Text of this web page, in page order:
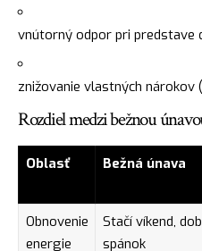
vnútorný odpor pri predstave
znižovanie vlastných nárokov
Rozdiel medzi bežnou
Oblasť Bežná únava
Obnovenie
energie
Stačí víkend,
spánok